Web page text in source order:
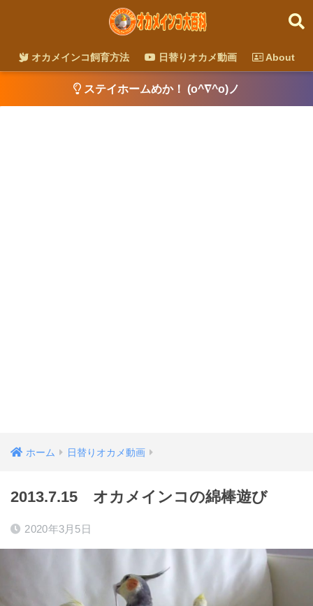
オカメインコ飼育方法 日替りオカメ動画 About
ステイホームめか！ (o^∇^o)ノ
ホーム 日替りオカメ動画
2013.7.15 オカメインコの綿棒遊び
2020年3月5日